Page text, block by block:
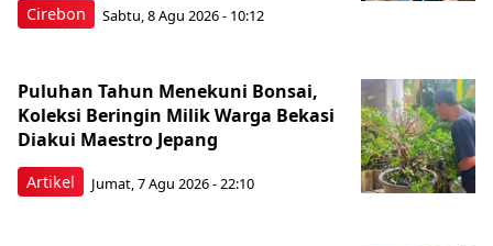
Cirebon Sabtu, 8 Agu 2026 - 10:12
Artikel
Puluhan Tahun Menekuni Bonsai,
Koleksi Beringin Milik Warga Bekasi
Diakui Maestro Jepang
Jumat, 7 Agu 2026 - 22:10